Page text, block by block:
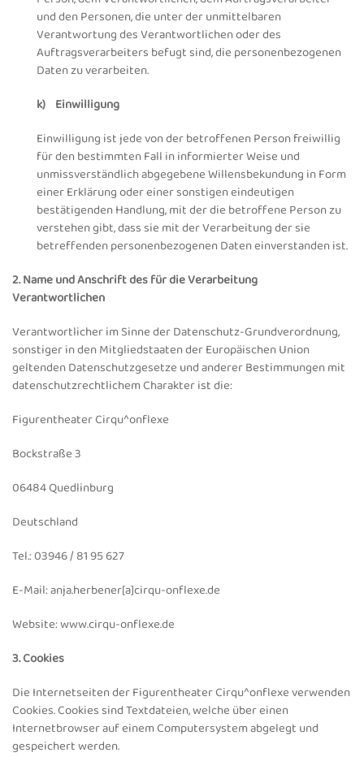
und den Personen, die unter der unmittelbaren
Verantwortung des Verantwortlichen oder des
Auftragsverarbeiters befugt sind, die personenbezogenen
Daten zu verarbeiten.
k) Einwilligung
Einwilligung ist jede von der betroffenen Person freiwillig
für den bestimmten Fall in informierter Weise und
unmissverständlich abgegebene Willensbekundung in Form
einer Erklärung oder einer sonstigen eindeutigen
bestätigenden Handlung, mit der die betroffene Person zu
verstehen gibt, dass sie mit der Verarbeitung der sie
betreffenden personenbezogenen Daten einverstanden ist.
2. Name und Anschrift des für die Verarbeitung
Verantwortlichen
Verantwortlicher im Sinne der Datenschutz-Grundverordnung,
sonstiger in den Mitgliedstaaten der Europäischen Union
geltenden Datenschutzgesetze und anderer Bestimmungen mit
datenschutzrechtlichem Charakter ist die:
Figurentheater Cirqu^onflexe
Bockstraße 3
06484 Quedlinburg
Deutschland
Tel.: 03946 / 81 95 627
E-Mail: anja.herbener[a]cirqu-onflexe.de
Website: www.cirqu-onflexe.de
3. Cookies
Die Internetseiten der Figurentheater Cirqu^onflexe verwenden
Cookies. Cookies sind Textdateien, welche über einen
Internetbrowser auf einem Computersystem abgelegt und
gespeichert werden.